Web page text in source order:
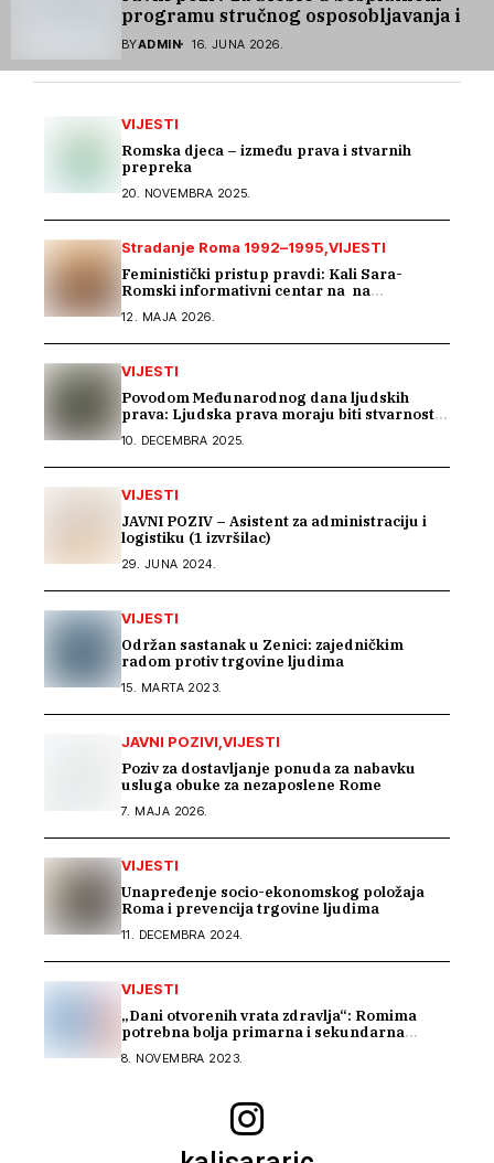
programu stručnog osposobljavanja i
podrške pri zapošljavanju
BYADMIN 16. JUNA 2026.
VIJESTI
Romska djeca – između prava i stvarnih
prepreka
20. NOVEMBRA 2025.
Stradanje Roma 1992–1995 VIJESTI
Feministički pristup pravdi: Kali Sara-
Romski informativni centar na na
12. MAJA 2026.
VIJESTI
Povodom Međunarodnog dana ljudskih
prava: Ljudska prava moraju biti stvarnost
10. DECEMBRA 2025.
VIJESTI
JAVNI POZIV – Asistent za administraciju i
logistiku (1 izvršilac)
29. JUNA 2024.
VIJESTI
Održan sastanak u Zenici: zajedničkim
radom protiv trgovine ljudima
15. MARTA 2023.
JAVNI POZIVI VIJESTI
Poziv za dostavljanje ponuda za nabavku
usluga obuke za nezaposlene Rome
7. MAJA 2026.
VIJESTI
Unapređenje socio-ekonomskog položaja
Roma i prevencija trgovine ljudima
11. DECEMBRA 2024.
VIJESTI
„Dani otvorenih vrata zdravlja“: Romima
potrebna bolja primarna i sekundarna
8. NOVEMBRA 2023.